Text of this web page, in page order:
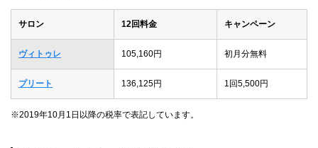
サロン 12回料金 キャンペーン
ヴィトゥレ 105,160円 初月分無料
プリート 136,125円 1回5,500円
※2019年10月1日以降の税率で表記しています。